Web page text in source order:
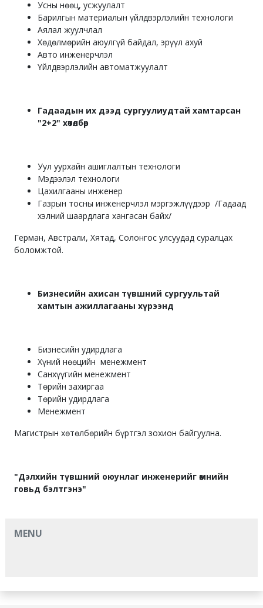
Усны нөөц, усжуулалт
Барилгын материалын үйлдвэрлэлийн технологи
Аялал жуулчлал
Хөдөлмөрийн аюулгүй байдал, эрүүл ахуй
Авто инженерчлэл
Үйлдвэрлэлийн автоматжуулалт
Гадаадын их дээд сургуулиудтай хамтарсан
"2+2" хөтөлбөр
Уул уурхайн ашиглалтын технологи
Мэдээлэл технологи
Цахилгааны инженер
Газрын тосны инженерчлэл мэргэжлүүдээр /Гадаад
хэлний шаардлага хангасан байх/
Герман, Австрали, Хятад, Солонгос улсуудад суралцах
боломжтой.
Бизнесийн ахисан түвшний сургуультай
хамтын ажиллагааны хүрээнд
Бизнесийн удирдлага
Хүний нөөцийн менежмент
Санхүүгийн менежмент
Төрийн захиргаа
Төрийн удирдлага
Менежмент
Магистрын хөтөлбөрийн бүртгэл зохион байгуулна.
"Дэлхийн түвшний оюунлаг инженерийг өмнийн
говьд бэлтгэнэ"
MENU